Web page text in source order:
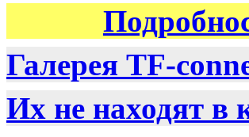
Галерея TF-
Их не находят в